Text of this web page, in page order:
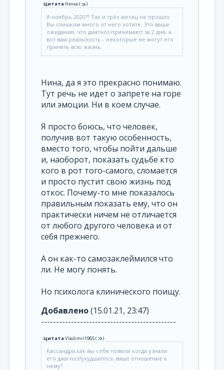
Цитата Нина ( )
А ноябрь 2020?? Так и трёх месяц не прошло.
Вы слишком много от него хотите. Это ваши
ожидания, что диагноз принимают за 2 дня, а
вот вам реальность - некоторые не могут его
принять всю жизнь.
Нина, да я это прекрасно понимаю.
Тут речь не идет о запрете на горе
или эмоции. Ни в коем случае.
Я просто боюсь, что человек,
получив вот такую особенность,
вместо того, чтобы пойти дальше
и, наоборот, показать судьбе кто
кого в рот того-самого, сломается
и просто пустит свою жизнь под
откос. Почему-то мне показалось
правильным показать ему, что он
практически ничем не отличается
от любого другого человека и от
себя прежнего.
А он как-то самозаклеймился что
ли. Не могу понять.
Но психолога клинического поищу.
Добавлено(15.01.21, 23:47)
---------------------------------------------
ЦитатаVladimir1985( )
Кассандра,как вы себя повели когда узнали
его диагноз?ухудшилось ваше отношение к
нему?